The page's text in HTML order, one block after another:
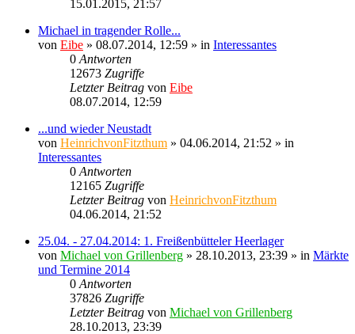
15.01.2015, 21:57
Michael in tragender Rolle...
von Eibe » 08.07.2014, 12:59 » in Interessantes
0 Antworten
12673 Zugriffe
Letzter Beitrag von Eibe
08.07.2014, 12:59
...und wieder Neustadt
von HeinrichvonFitzthum » 04.06.2014, 21:52 » in
Interessantes
0 Antworten
12165 Zugriffe
Letzter Beitrag von HeinrichvonFitzthum
04.06.2014, 21:52
25.04. - 27.04.2014: 1. Freißenbütteler Heerlager
von Michael von Grillenberg » 28.10.2013, 23:39 » in Märkte
und Termine 2014
0 Antworten
37826 Zugriffe
Letzter Beitrag von Michael von Grillenberg
28.10.2013, 23:39